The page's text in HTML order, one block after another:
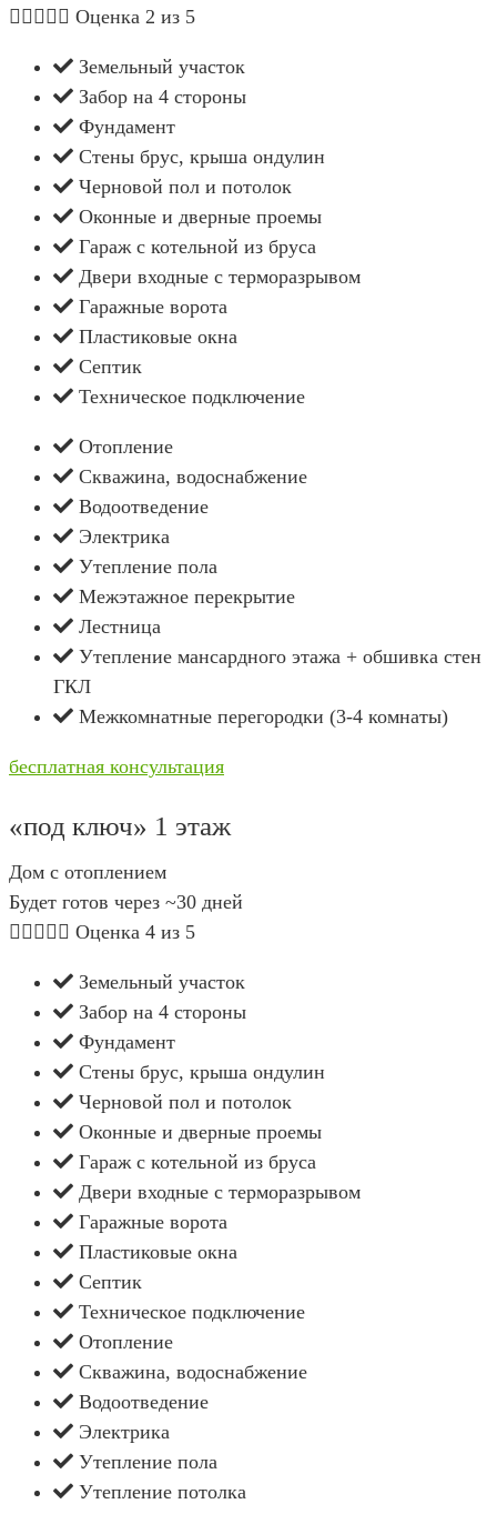
     Оценка 2 из 5
Земельный участок
Забор на 4 стороны
Фундамент
Стены брус, крыша ондулин
Черновой пол и потолок
Оконные и дверные проемы
Гараж с котельной из бруса
Двери входные с терморазрывом
Гаражные ворота
Пластиковые окна
Септик
Техническое подключение
Отопление
Скважина, водоснабжение
Водоотведение
Электрика
Утепление пола
Межэтажное перекрытие
Лестница
Утепление мансардного этажа + обшивка стен
ГКЛ
Межкомнатные перегородки (3-4 комнаты)
бесплатная консультация
«под ключ» 1 этаж
Дом с отоплением
Будет готов через ~30 дней
 Оценка 4 из 5
Земельный участок
Забор на 4 стороны
Фундамент
Стены брус, крыша ондулин
Черновой пол и потолок
Оконные и дверные проемы
Гараж с котельной из бруса
Двери входные с терморазрывом
Гаражные ворота
Пластиковые окна
Септик
Техническое подключение
Отопление
Скважина, водоснабжение
Водоотведение
Электрика
Утепление пола
Утепление потолка